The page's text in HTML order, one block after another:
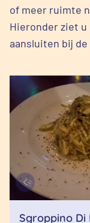
of meer ruimte
Hieronder ziet u
aansluiten bij
Sgroppino Di